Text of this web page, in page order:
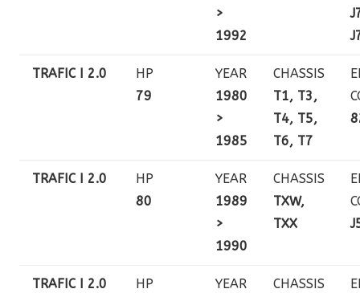
>
1992
TRAFIC I 2.0
HP
79
YEAR
1980
>
1985
CHASSIS
T1, T3,
T4, T5,
T6, T7
TRAFIC I 2.0
HP
80
YEAR
1989
>
1990
CHASSIS
TXW,
TXX
TRAFIC I 2.0
HP
YEAR
CHASSIS